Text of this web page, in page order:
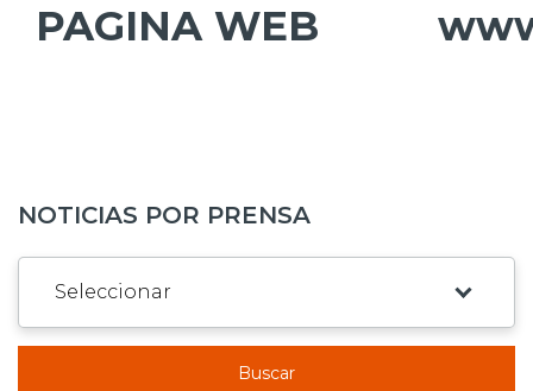
PAGINA WEB
NOTICIAS POR PRENSA
Buscar